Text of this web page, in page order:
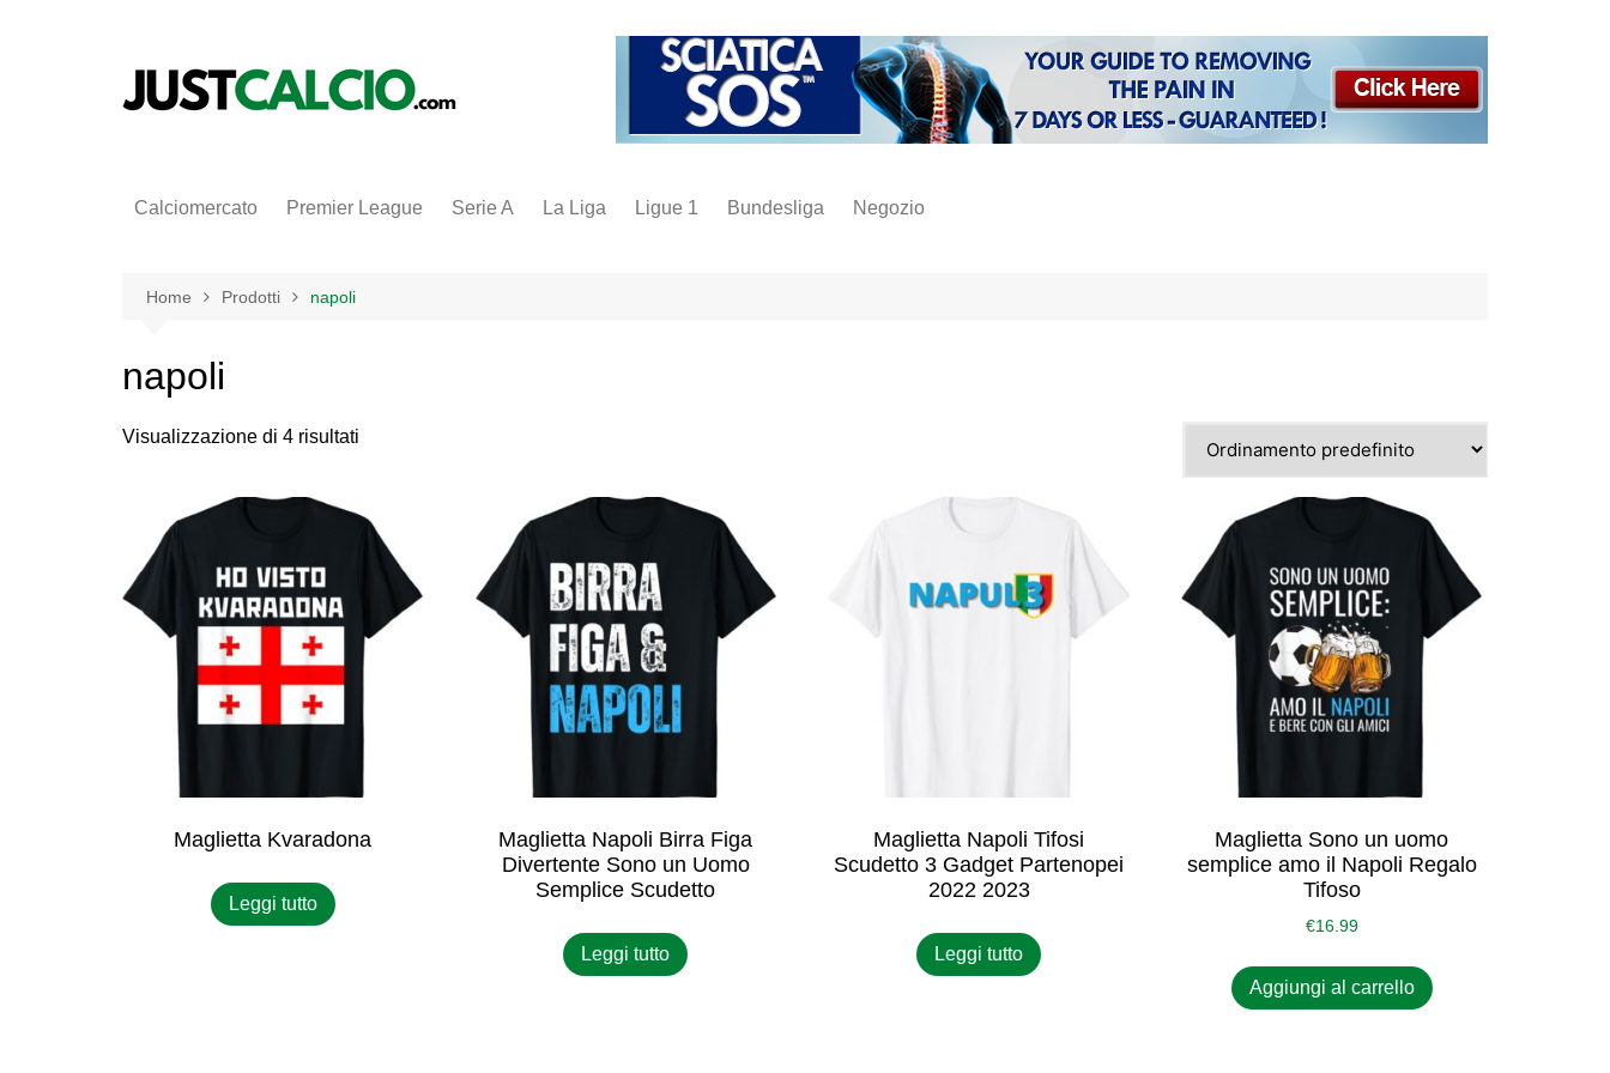
Calciomercato Premier League Serie A La Liga Ligue 1 Bundesliga Negozio
Home Prodotti napoli
napoli
Visualizzazione di 4 risultati
Maglietta Kvaradona
Leggi tutto
Maglietta Napoli Birra Figa
Divertente Sono un Uomo
Semplice Scudetto
Leggi tutto
Maglietta Napoli Tifosi
Scudetto 3 Gadget Partenopei
2022 2023
Leggi tutto
Maglietta Sono un uomo
semplice amo il Napoli Regalo
Tifoso
€16.99
Aggiungi al carrello